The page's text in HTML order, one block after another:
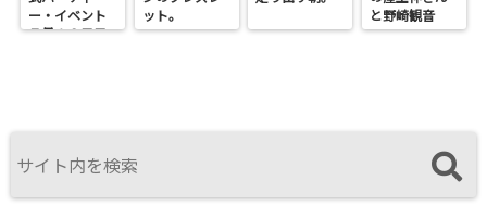
ー・イベント
７月１９日日
ット。
と野崎観音
へ。